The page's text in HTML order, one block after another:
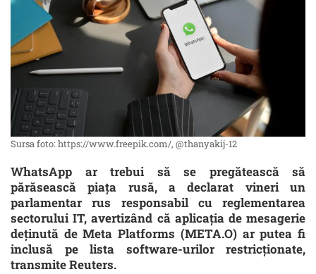
Sursa foto: https://www.freepik.com/, @thanyakij-12
WhatsApp ar trebui să se pregătească să
părăsească piața rusă, a declarat vineri un
parlamentar rus responsabil cu reglementarea
sectorului IT, avertizând că aplicația de mesagerie
deținută de Meta Platforms (META.O) ar putea fi
inclusă pe lista software-urilor restricționate,
transmite Reuters.